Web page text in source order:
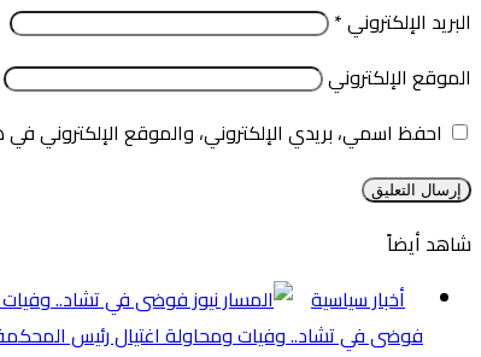
البريد الإلكتروني*
الموقع الإلكتروني
احفظ اسمي، بريدي الإلكتروني، والموقع الإلكتروني
شاهد أيضاً
أخبار سياسية
فوضى في تشاد.. وفيات ومحاولة اغتيال رئيس المحكمة